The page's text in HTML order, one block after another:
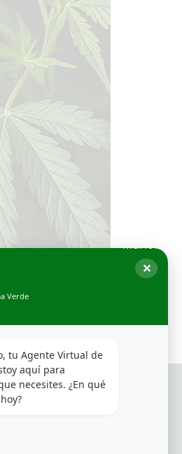
Verde
✕
tu Agente Virtual de
aquí para
necesites. ¿En qué
que se formen
la dosis ni los